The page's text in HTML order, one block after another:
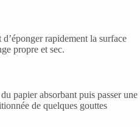
rapidement la surface
propre et sec.
papier absorbant puis passer une
de quelques gouttes